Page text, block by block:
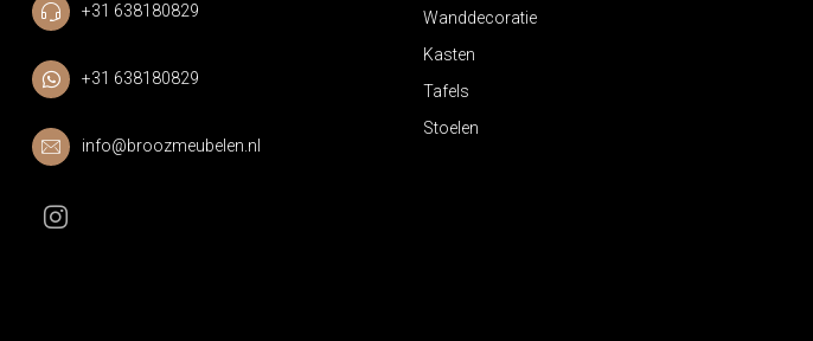
+31 638180829
+31 638180829
info@broozmeubelen.nl
Wanddecoratie
Kasten
Tafels
Stoelen